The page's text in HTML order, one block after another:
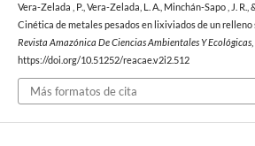
Vera-Zelada , P., Vera-Zelada, L. A., Minchán-Sapo , J.
Cinética de metales pesados en lixiviados de un relleno
Revista Amazónica De Ciencias Ambientales Y Ecológicas,
https://doi.org/10.51252/reacae.v2i2.512
Más formatos de cita